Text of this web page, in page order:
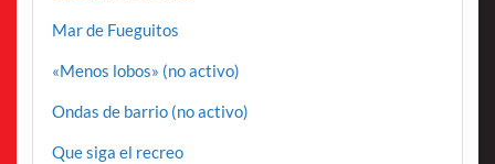
Mar de Fueguitos
«Menos lobos» (no activo)
Ondas de barrio (no activo)
Que siga el recreo